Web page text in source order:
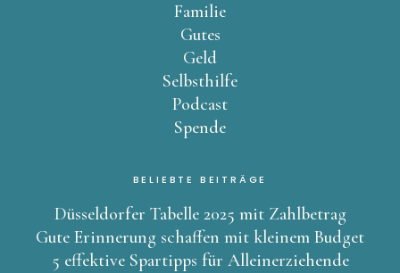
Familie
Gutes
Geld
Selbsthilfe
Podcast
Spende
BELIEBTE BEITRÄGE
Düsseldorfer Tabelle 2025 mit Zahlbetrag
Gute Erinnerung schaffen mit kleinem Budget
5 effektive Spartipps für Alleinerziehende